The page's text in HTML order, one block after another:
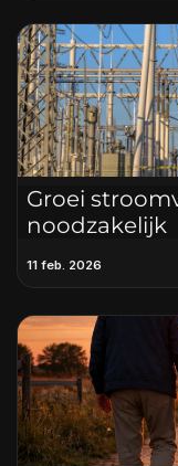
Groei
noodzakelijk
11 feb. 2026